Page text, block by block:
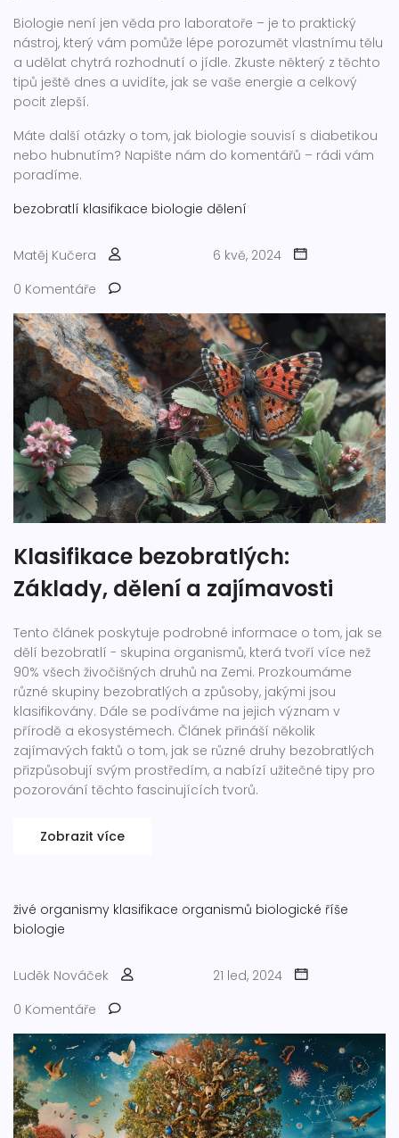
Biologie není jen věda pro laboratoře – je to praktický
nástroj, který vám pomůže lépe porozumět vlastnímu tělu
a udělat chytrá rozhodnutí o jídle. Zkuste některý z těchto
tipů ještě dnes a uvidíte, jak se vaše energie a celkový
pocit zlepší.
Máte další otázky o tom, jak biologie souvisí s diabetikou
nebo hubnutím? Napište nám do komentářů – rádi vám
poradíme.
bezobratlí klasifikace biologie dělení
Matěj Kučera
6 kvě, 2024
0 Komentáře
Klasifikace bezobratlých:
Základy, dělení a zajímavosti
Tento článek poskytuje podrobné informace o tom, jak se
dělí bezobratlí - skupina organismů, která tvoří více než
90% všech živočišných druhů na Zemi. Prozkoumáme
různé skupiny bezobratlých a způsoby, jakými jsou
klasifikovány. Dále se podíváme na jejich význam v
přírodě a ekosystémech. Článek přináší několik
zajímavých faktů o tom, jak se různé druhy bezobratlých
přizpůsobují svým prostředím, a nabízí užitečné tipy pro
pozorování těchto fascinujících tvorů.
Zobrazit více
živé organismy klasifikace organismů biologické říše
biologie
Luděk Nováček
21 led, 2024
0 Komentáře